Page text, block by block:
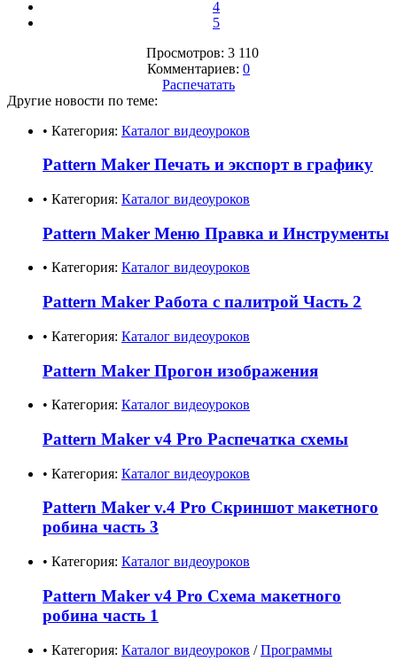
4
5
Просмотров: 3 110
Комментариев: 0
Распечатать
Другие новости по теме:
• Категория: Каталог видеоуроков
Pattern Maker Печать и экспорт в графику
• Категория: Каталог видеоуроков
Pattern Maker Меню Правка и Инструменты
• Категория: Каталог видеоуроков
Pattern Maker Работа с палитрой Часть 2
• Категория: Каталог видеоуроков
Pattern Maker Прогон изображения
• Категория: Каталог видеоуроков
Pattern Maker v4 Pro Распечатка схемы
• Категория: Каталог видеоуроков
Pattern Maker v.4 Pro Скриншот макетного
робина часть 3
• Категория: Каталог видеоуроков
Pattern Maker v4 Pro Схема макетного
робина часть 1
• Категория: Каталог видеоуроков /Программы